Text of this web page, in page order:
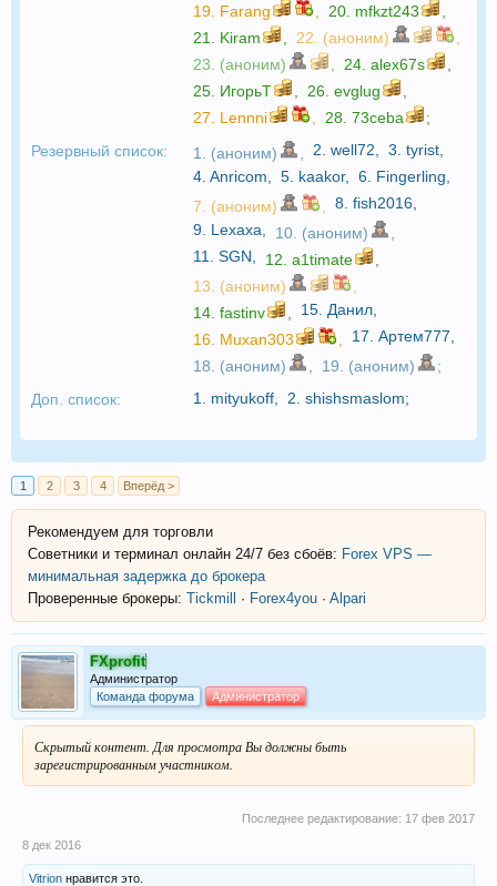
19. Farang 20. mfkzt243
21. Kiram 22. (аноним)
23. (аноним)
24. alex67s
25. ИгорьТ 26. evglug
27. Lennni 28. 73ceba
;
Резервный список:
1. (аноним) 2. well72 3. tyrist
4. Anricom 5. kaakor, 6. Fingerling
7. (аноним)
8. fish2016
9. Lexaxa 10. (аноним)
11. SGN 12. a1timate
13. (аноним)
14. fastinv 15. Данил
16. Muxan303 17. Артем777
18. (аноним)
19. (аноним)
;
Доп. список:
1. mityukoff 2. shishsmaslom;
1 2 3 4 Вперёд >
Рекомендуем для торговли
Советники и терминал онлайн 24/7 без сбоёв: Forex VPS —
минимальная задержка до брокера
Проверенные брокеры: Tickmill · Forex4you · Alpari
FXprofit
Администратор
Команда форума
Администратор
Скрытый контент. Для просмотра Вы должны быть
зарегистрированным участником.
Последнее редактирование: 17 фев 2017
8 дек 2016
Vitrion нравится это.